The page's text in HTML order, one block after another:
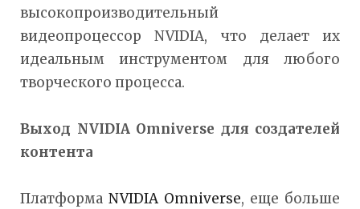
высокопроизводительный
видеопроцессор NVIDIA, что делает их
идеальным инструментом для любого
творческого процесса.
Выход NVIDIA Omniverse для создателей
контента
Платформа NVIDIA Omniverse, еще больше